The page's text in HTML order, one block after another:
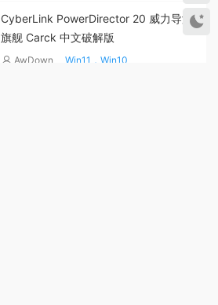
CyberLink PowerDirector 20 威力导演
旗舰 Carck 中文破解版
AwDown Win11，Win10